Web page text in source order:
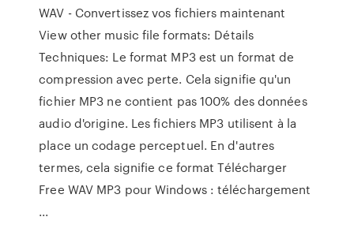
WAV - Convertissez vos fichiers maintenant
View other music file formats: Détails
Techniques: Le format MP3 est un format de
compression avec perte. Cela signifie qu'un
fichier MP3 ne contient pas 100% des données
audio d'origine. Les fichiers MP3 utilisent à la
place un codage perceptuel. En d'autres
termes, cela signifie ce format Télécharger
Free WAV MP3 pour Windows : téléchargement
...